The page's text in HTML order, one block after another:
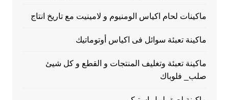
ماكينات لحام اكياس الومنيوم و لامينيت مع تاريخ انتاج
ماكينة تعبئة سوائل فى اكياس أوتوماتيك
ماكينة تعبئة وتغليف المنتجات و القطع و كل شيئ
صلب_ فلوباك